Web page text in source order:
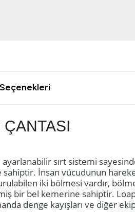
sırt sistemi
sahiptir. İnsan vücudunun
iki bölmesi vardır,
bir bel kemerine sahiptir.
denge kayışları ve diğer